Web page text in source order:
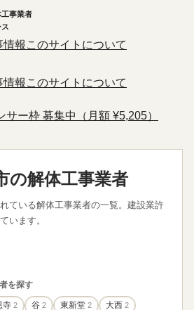
事業者
情報 このサイトについて
情報 このサイトについて
ー枠 募集中（月額 ¥5,205）
の解体工事業者
ている解体工事業者の一覧。建設業許
います。
を探す
寺 2 谷 2 東新堂 2 大西 2